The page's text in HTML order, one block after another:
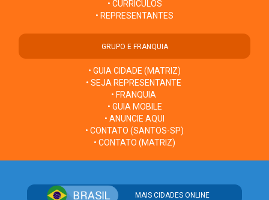
• CURRÍCULOS
• REPRESENTANTES
GRUPO E FRANQUIA
• GUIA CIDADE (MATRIZ)
• SEJA REPRESENTANTE
• FRANQUIA
• GUIA MOBILE
• ANUNCIE AQUI
• CONTATO (SANTOS-SP)
• CONTATO (MATRIZ)
MAIS CIDADES ONLINE